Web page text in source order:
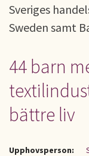
Sveriges
Sweden samt
44 barn
bättre liv
Upphovsperson: